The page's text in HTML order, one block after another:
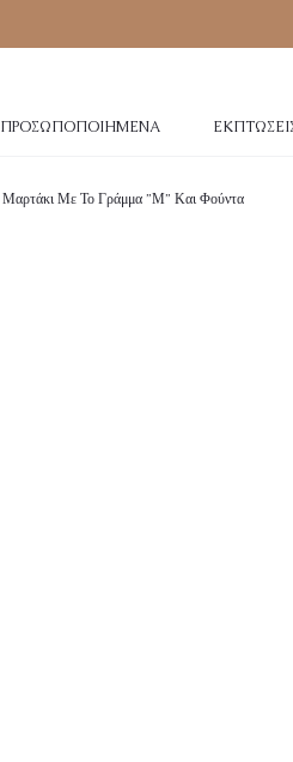
ΠΡΟΣΩΠΟΠΟΙΗΜΈΝΑ
Μαρτάκι Με Το Γράμμα ”Μ” Και Φούντα